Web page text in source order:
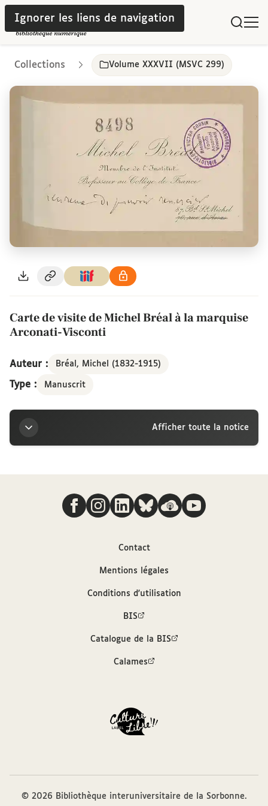
Ignorer les liens de navigation
Collections Volume XXXVII (MSVC 299)
Carte de visite de Michel Bréal à la marquise
Arconati-Visconti
Auteur : Bréal, Michel (1832-1915)
Type : Manuscrit
Afficher toute la notice
Titre
Carte de visite de Michel Bréal à la marquise
Arconati-Visconti
Description hiérarchisée dans le catalogue
des archives et manuscrits Calames
Format et exemplaire
Nous suivre
Contact
Mentions légales
Conditions d'utilisation
BIS
Catalogue de la BIS
Calames
© 2026 Bibliothèque interuniversitaire de la Sorbonne.